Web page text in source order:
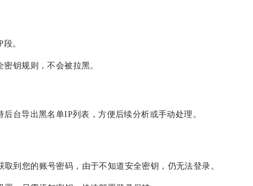
。
钥规则，不会被拉黑。
后台导出黑名单IP列表，方便后续分析或手动处理。
取到您的账号密码，由于不知道安全密钥，仍无法登录。